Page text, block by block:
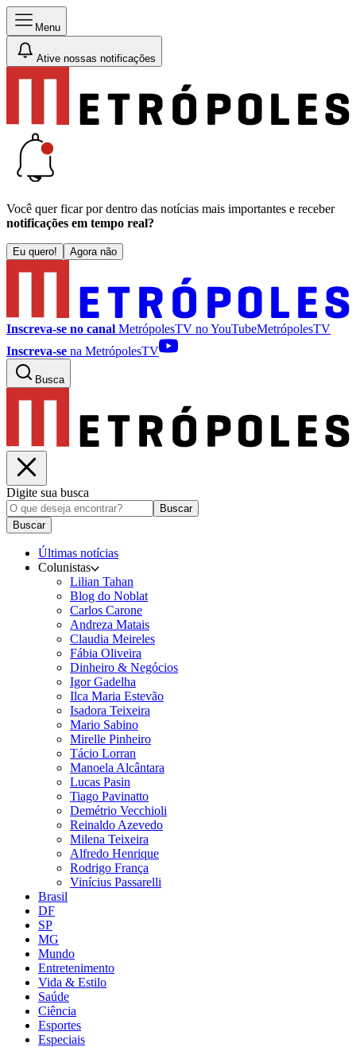
Menu
Ative nossas notificações
Você quer ficar por dentro das notícias mais importantes e receber
notificações em tempo real?
Eu quero! Agora não
Inscreva-se no canal MetrópolesTV noYouTubeMetrópolesTV
Inscreva-se na MetrópolesTV
Busca
Digite sua busca
Buscar
Buscar
Últimas notícias
Colunistas
Lilian Tahan
Blog do Noblat
Carlos Carone
Andreza Matais
Claudia Meireles
Fábia Oliveira
Dinheiro & Negócios
Igor Gadelha
Ilca Maria Estevão
Isadora Teixeira
Mario Sabino
Mirelle Pinheiro
Tácio Lorran
Manoela Alcântara
Lucas Pasin
Tiago Pavinatto
Demétrio Vecchioli
Reinaldo Azevedo
Milena Teixeira
Alfredo Henrique
Rodrigo França
Vinícius Passarelli
Brasil
DF
SP
MG
Mundo
Entretenimento
Vida & Estilo
Saúde
Ciência
Esportes
Especiais